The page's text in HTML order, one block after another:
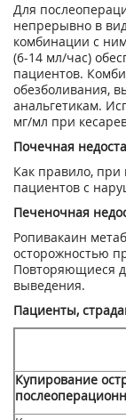
Для
непрерывно в
комбинации с
(6-14 мл/час)
пациентов.
обезболивания,
анальгетикам.
мг/мл при
Почечная
Как правило, при
пациентов с
Печеночная
Ропивакаин
осторожностью
Повторяющиеся
выведения.
Пациенты,
Купирование